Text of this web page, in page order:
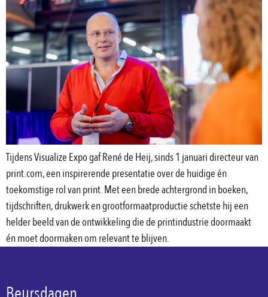
Tijdens Visualize Expo gaf René de Heij, sinds 1 januari directeur van
print.com, een inspirerende presentatie over de huidige én
toekomstige rol van print. Met een brede achtergrond in boeken,
tijdschriften, drukwerk en grootformaatproductie schetste hij een
helder beeld van de ontwikkeling die de printindustrie doormaakt
én moet doormaken om relevant te blijven.